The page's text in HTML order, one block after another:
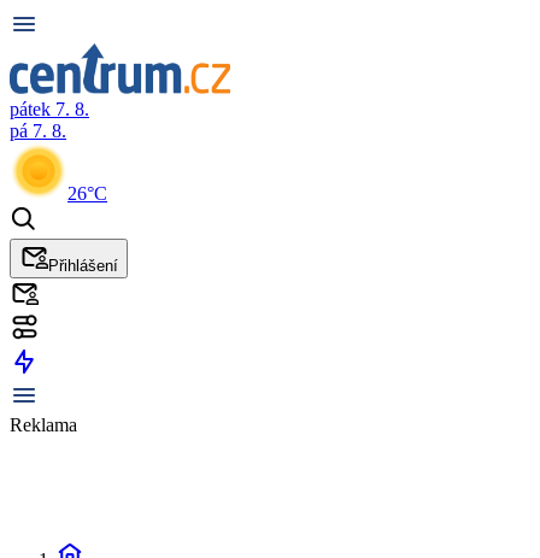
pátek 7. 8.
pá 7. 8.
26°C
Přihlášení
Reklama